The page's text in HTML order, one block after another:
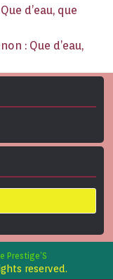
d’eau, que
: Que d’eau,
Prestige’S
reserved.